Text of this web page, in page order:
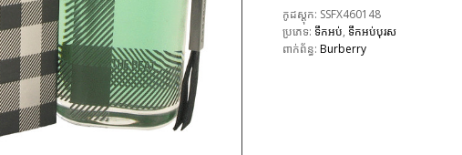
កូដស្តុក: SSFX460148
ប្រភេទ: ទឹកអប់, ទឹកអប់បុរស
ពាក់ព័ន្ធ: Burberry